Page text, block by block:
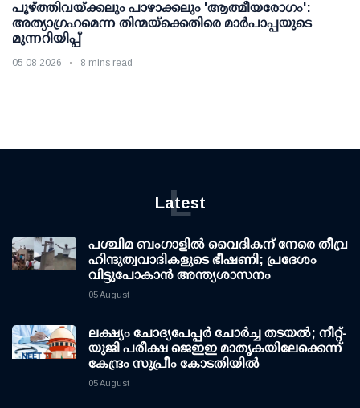
പൂഴ്ത്തിവയ്ക്കലും പാഴാക്കലും 'ആത്മീയരോഗം':
അത്യാഗ്രഹമെന്ന തിന്മയ്ക്കെതിരെ മാർപാപ്പയുടെ
മുന്നറിയിപ്പ്
05 08 2026 8 mins read
Latest
L
പശ്ചിമ ബംഗാളിൽ വൈദികന് നേരെ തീവ്ര
ഹിന്ദുത്വവാദികളുടെ ഭീഷണി; പ്രദേശം
വിട്ടുപോകാൻ അന്ത്യശാസനം
05 August
ലക്ഷ്യം ചോദ്യപേപ്പര്‍ ചോര്‍ച്ച തടയല്‍; നീറ്റ്-
യുജി പരീക്ഷ ജെഇഇ മാതൃകയിലേക്കെന്ന്
കേന്ദ്രം സുപ്രീം കോടതിയില്‍
05 August